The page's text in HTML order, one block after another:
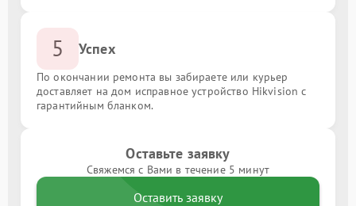
5 Успех
По окончании ремонта вы забираете или курьер
доставляет на дом исправное устройство Hikvision с
гарантийным бланком.
Оставьте заявку
Свяжемся с Вами в течение 5 минут
Оставить заявку